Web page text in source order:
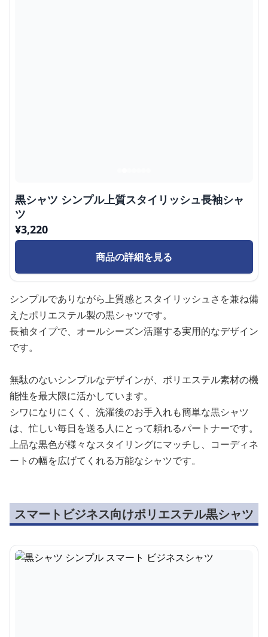
黒シャツ シンプル上質スタイリッシュ長袖シャ
ツ
¥3,220
商品の詳細を見る
シンプルでありながら上質感とスタイリッシュさを兼ね備
えたポリエステル製の黒シャツです。
長袖タイプで、オールシーズン活躍する実用的なデザイン
です。
無駄のないシンプルなデザインが、ポリエステル素材の機
能性を最大限に活かしています。
シワになりにくく、洗濯後のお手入れも簡単な黒シャツ
は、忙しい毎日を送る人にとって頼れるパートナーです。
上品な黒色が様々なスタイリングにマッチし、コーディネ
ートの幅を広げてくれる万能なシャツです。
スマートビジネス向けポリエステル黒シャツ